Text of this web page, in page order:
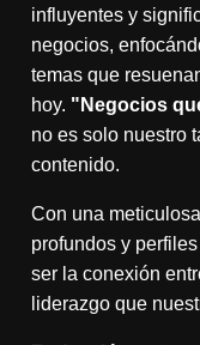
influyentes y
negocios,
temas que
hoy. "Negocios
no es solo nuestro
contenido.
Con una
profundos y
ser la conexión
liderazgo que